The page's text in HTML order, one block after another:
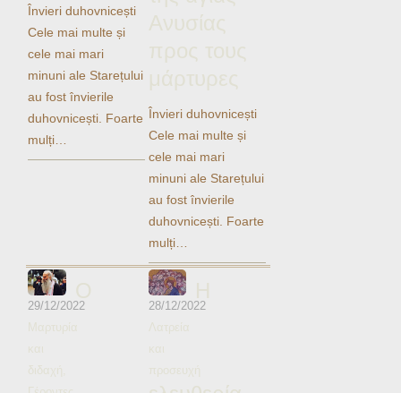
Ηχητικά
Învieri duhovnicești
Cele mai multe și
cele mai mari
minuni ale Starețului
au fost învierile
duhovnicești. Foarte
mulți…
Ανυσίας
προς τους
μάρτυρες
Învieri duhovnicești
Cele mai multe și
cele mai mari
minuni ale Starețului
au fost învierile
duhovnicești. Foarte
mulți…
29/12/2022
Μαρτυρία
και
διδαχή
Ο
28/12/2022
Λατρεία
και
προσευχή
Η